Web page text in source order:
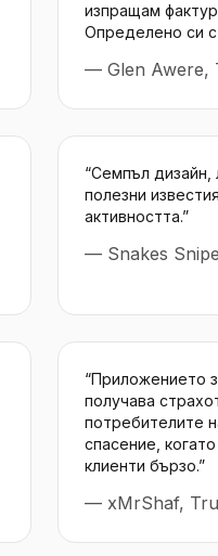
изпращам
Определено си
—Glen Awere,
“Семпъл дизайн,
полезни
активността.”
— Snakes
“Приложението
получава
потребителите
спасение,
клиенти бързо.”
—xMrShaf,